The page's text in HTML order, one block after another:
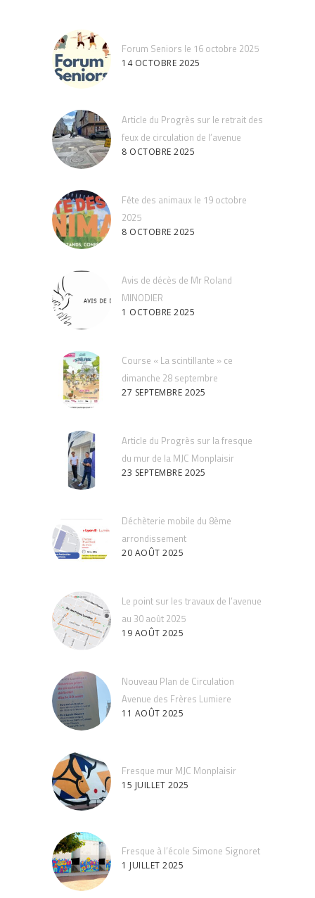
Forum Seniors le 16 octobre 2025
14 OCTOBRE 2025
Article du Progrès sur le retrait des
feux de circulation de l’avenue
8 OCTOBRE 2025
Fête des animaux le 19 octobre
2025
8 OCTOBRE 2025
Avis de décès de Mr Roland
MINODIER
1 OCTOBRE 2025
Course « La scintillante » ce
dimanche 28 septembre
27 SEPTEMBRE 2025
Article du Progrès sur la fresque
du mur de la MJC Monplaisir
23 SEPTEMBRE 2025
Déchèterie mobile du 8ème
arrondissement
20 AOÛT 2025
Le point sur les travaux de l’avenue
au 30 août 2025
19 AOÛT 2025
Nouveau Plan de Circulation
Avenue des Frères Lumiere
11 AOÛT 2025
Fresque mur MJC Monplaisir
15 JUILLET 2025
Fresque à l’école Simone Signoret
1 JUILLET 2025